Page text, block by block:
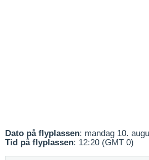
Dato på flyplassen: mandag 10.
Tid på flyplassen: 12:20 (GMT 0)